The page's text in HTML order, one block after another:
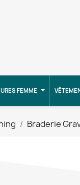
FEMME
Braderie